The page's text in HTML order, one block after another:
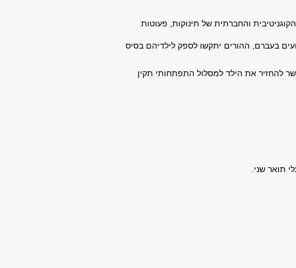
והחברתית של תינוקות, פעוטות
בעברם, ההורים יתקשו לספק לילדיהם בסיס
להחזיר את הילד למסלול התפתחותי תקין
תואר שני.